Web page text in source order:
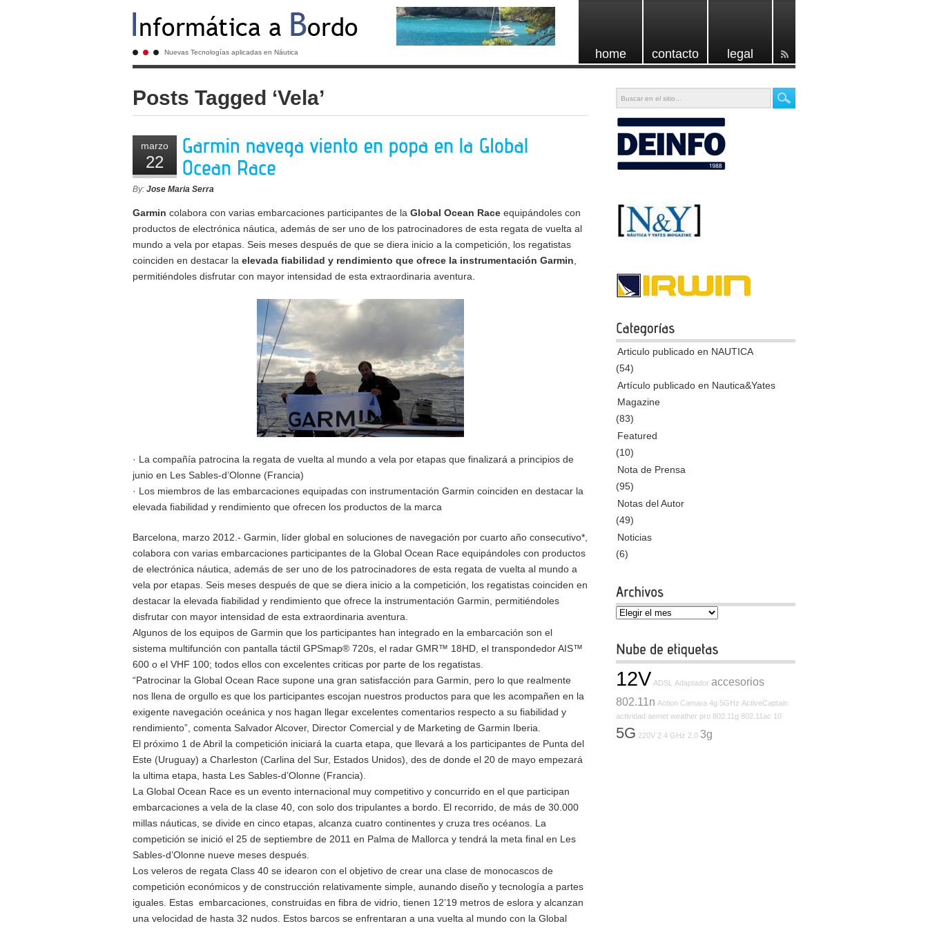
Nuevas Tecnologías aplicadas en Náutica home contacto legal
Posts Tagged ‘Vela’
marzo
22
By: Jose Maria Serra
Garmin colabora con varias embarcaciones participantes de la Global Ocean Race equipándoles con
productos de electrónica náutica, además de ser uno de los patrocinadores de esta regata de vuelta al
mundo a vela por etapas. Seis meses después de que se diera inicio a la competición, los regatistas
coinciden en destacar la elevada fiabilidad y rendimiento que ofrece la instrumentación Garmin
permitiéndoles disfrutar con mayor intensidad de esta extraordinaria aventura.
· La compañía patrocina la regata de vuelta al mundo a vela por etapas que finalizará a principios de
junio en Les Sables-d’Olonne (Francia)
· Los miembros de las embarcaciones equipadas con instrumentación Garmin coinciden en destacar la
elevada fiabilidad y rendimiento que ofrecen los productos de la marca
Barcelona, marzo 2012.- Garmin, líder global en soluciones de navegación por cuarto año consecutivo*,
colabora con varias embarcaciones participantes de la Global Ocean Race equipándoles con productos
de electrónica náutica, además de ser uno de los patrocinadores de esta regata de vuelta al mundo a
vela por etapas. Seis meses después de que se diera inicio a la competición, los regatistas coinciden en
destacar la elevada fiabilidad y rendimiento que ofrece la instrumentación Garmin, permitiéndoles
disfrutar con mayor intensidad de esta extraordinaria aventura.
Algunos de los equipos de Garmin que los participantes han integrado en la embarcación son el
sistema multifunción con pantalla táctil GPSmap® 720s, el radar GMR™ 18HD, el transpondedor AIS™
600 o el VHF 100; todos ellos con excelentes criticas por parte de los regatistas.
“Patrocinar la Global Ocean Race supone una gran satisfacción para Garmin, pero lo que realmente
nos llena de orgullo es que los participantes escojan nuestros productos para que les acompañen en la
exigente navegación oceánica y nos hagan llegar excelentes comentarios respecto a su fiabilidad y
rendimiento”, comenta Salvador Alcover, Director Comercial y de Marketing de Garmin Iberia.
El próximo 1 de Abril la competición iniciará la cuarta etapa, que llevará a los participantes de Punta del
Este (Uruguay) a Charleston (Carlina del Sur, Estados Unidos), des de donde el 20 de mayo empezará
la ultima etapa, hasta Les Sables-d’Olonne (Francia).
La Global Ocean Race es un evento internacional muy competitivo y concurrido en el que participan
embarcaciones a vela de la clase 40, con solo dos tripulantes a bordo. El recorrido, de más de 30.000
millas náuticas, se divide en cinco etapas, alcanza cuatro continentes y cruza tres océanos. La
competición se inició el 25 de septiembre de 2011 en Palma de Mallorca y tendrá la meta final en Les
Sables-d’Olonne nueve meses después.
Los veleros de regata Class 40 se idearon con el objetivo de crear una clase de monocascos de
competición económicos y de construcción relativamente simple, aunando diseño y tecnología a partes
iguales. Estas embarcaciones, construidas en fibra de vidrio, tienen 12’19 metros de eslora y alcanzan
una velocidad de hasta 32 nudos. Estos barcos se enfrentaran a una vuelta al mundo con la Global
Articulo publicado en NAUTICA
(54)
Artículo publicado en Nautica&Yates
Magazine
(83)
Featured
(10)
Nota de Prensa
(95)
Notas del Autor
(49)
Noticias
(6)
Archivos
12V ADSL Adaptador accesorios
802.11n Action Camara 4g 5GHz ActiveCaptain
actividad aemet weather pro 802.11g 802.11ac 10
5G 220V 2 4 GHz 2.0 3g